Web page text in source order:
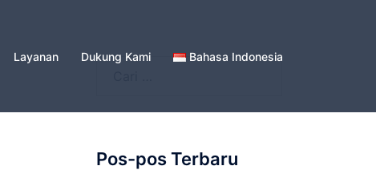
Layanan Dukung Kami Bahasa Indonesia
Cari
Pos-pos Terbaru